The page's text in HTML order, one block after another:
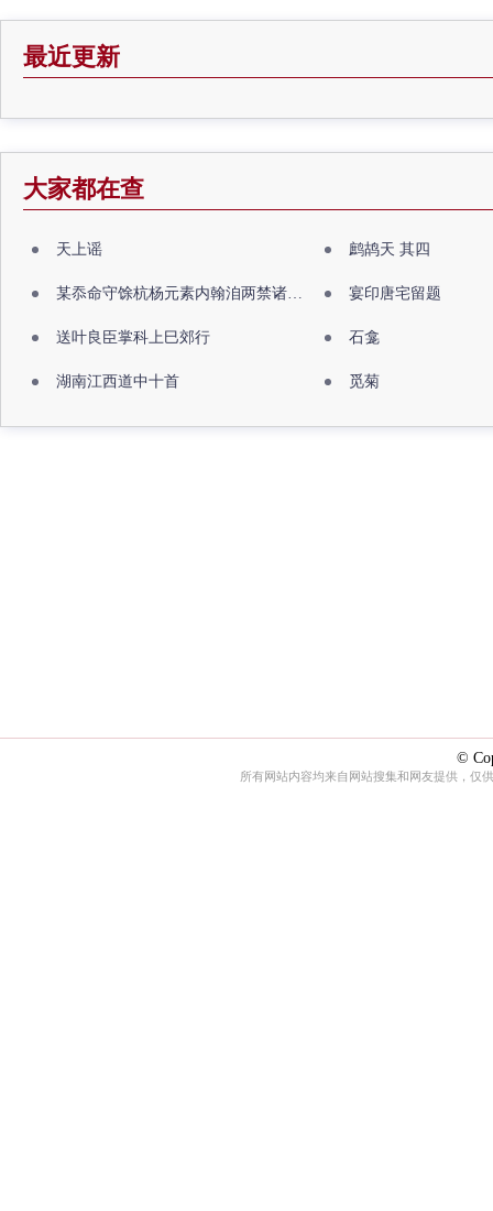
最近更新
大家都在查
天上谣 鹧鸪天 其四
某忝命守馀杭杨元素内翰洎两禁诸公出祖佛寺 宴印唐宅留题
送叶良臣掌科上巳郊行 石龛
湖南江西道中十首 觅菊
©
所有网站内容均来自网站搜集和网友提供，仅